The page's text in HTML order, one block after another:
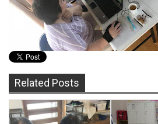
Related Posts